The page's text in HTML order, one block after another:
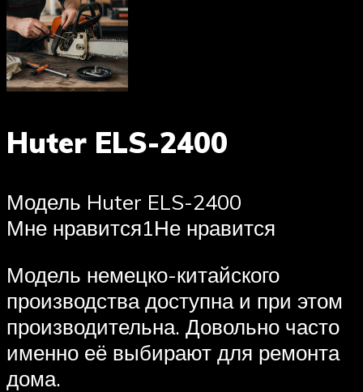
Huter ELS-2400
Модель Huter ELS-2400
Мне нравится1Не нравится
Модель немецко-китайского
производства доступна и при этом
производительна. Довольно часто
именно её выбирают для ремонта
дома.